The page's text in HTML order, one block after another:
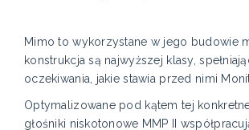
Mimo to wykorzystane w jego budowie
konstrukcja są najwyższej klasy,
oczekiwania, jakie stawia przed nimi
Optymalizowane pod kątem tej
głośniki niskotonowe MMP II